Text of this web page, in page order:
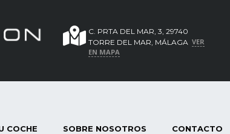
C. PRTA DEL MAR, 3, 29740
TORRE DEL MAR, MÁLAGA VER
EN MAPA
COCHE SOBRE NOSOTROS CONTACTO